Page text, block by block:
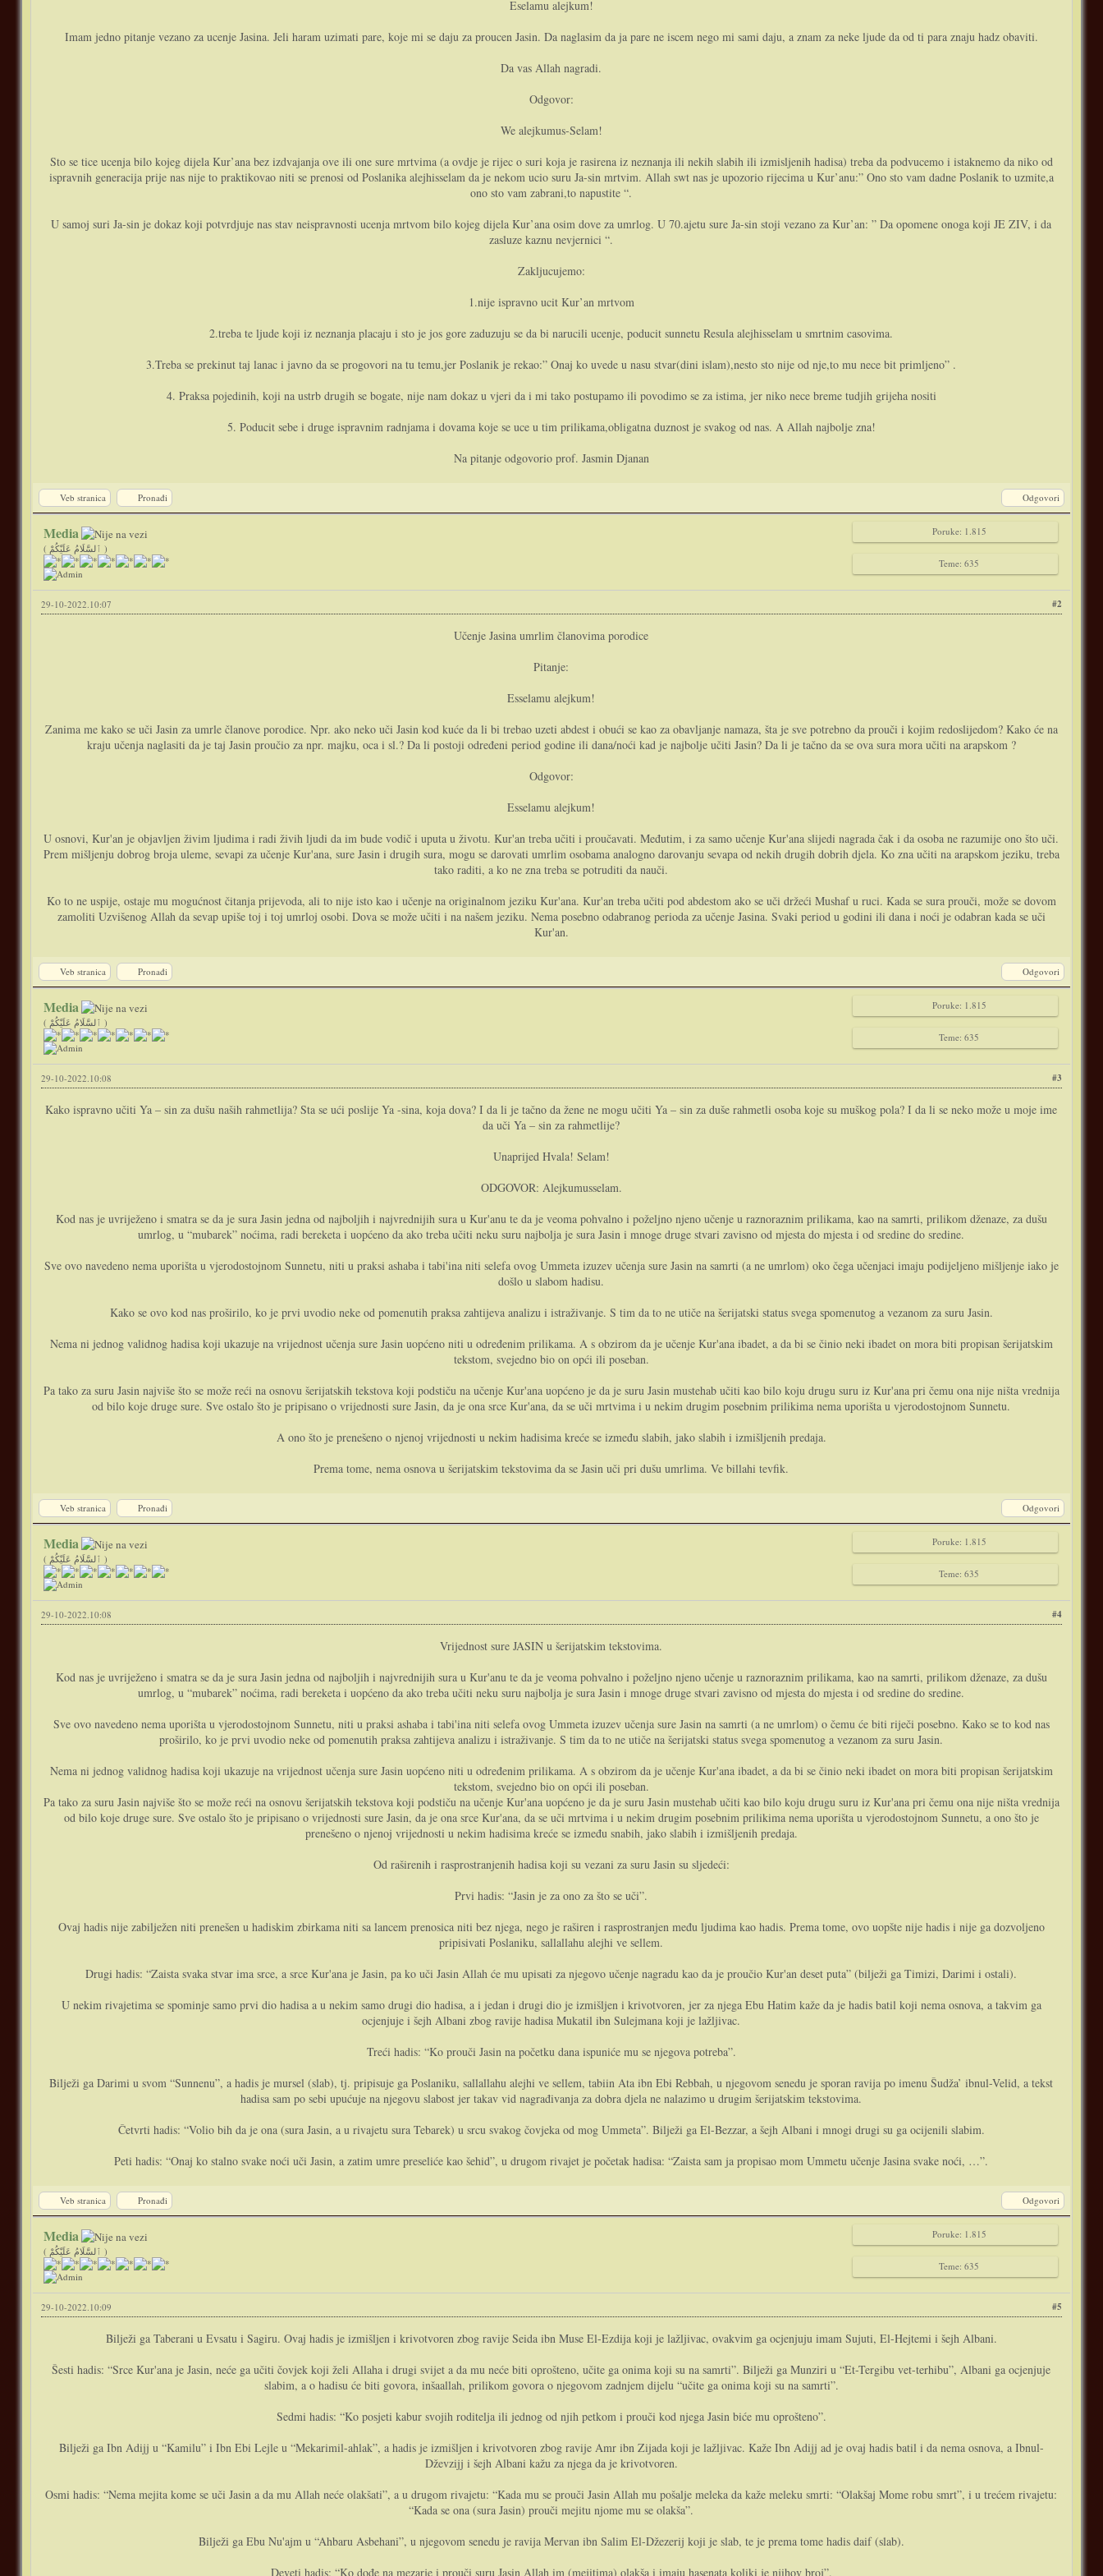
Eselamu alejkum!
Imam jedno pitanje vezano za ucenje Jasina. Jeli haram uzimati pare, koje mi se daju za proucen Jasin. Da naglasim da ja pare ne iscem nego mi sami daju, a znam za neke ljude da od ti para znaju hadz obaviti.
Da vas Allah nagradi.
Odgovor:
We alejkumus-Selam!
Sto se tice ucenja bilo kojeg dijela Kur’ana bez izdvajanja ove ili one sure mrtvima (a ovdje je rijec o suri koja je rasirena iz neznanja ili nekih slabih ili izmisljenih hadisa) treba da podvucemo i istaknemo da niko od
ispravnih generacija prije nas nije to praktikovao niti se prenosi od Poslanika alejhisselam da je nekom ucio suru Ja-sin mrtvim. Allah swt nas je upozorio rijecima u Kur’anu:” Ono sto vam dadne Poslanik to uzmite,a
ono sto vam zabrani,to napustite “.
U samoj suri Ja-sin je dokaz koji potvrdjuje nas stav neispravnosti ucenja mrtvom bilo kojeg dijela Kur’ana osim dove za umrlog. U 70.ajetu sure Ja-sin stoji vezano za Kur’an: ” Da opomene onoga koji JE ZIV, i da
zasluze kaznu nevjernici “.
Zakljucujemo:
1.nije ispravno ucit Kur’an mrtvom
2.treba te ljude koji iz neznanja placaju i sto je jos gore zaduzuju se da bi narucili ucenje, poducit sunnetu Resula alejhisselam u smrtnim casovima.
3.Treba se prekinut taj lanac i javno da se progovori na tu temu,jer Poslanik je rekao:” Onaj ko uvede u nasu stvar(dini islam),nesto sto nije od nje,to mu nece bit primljeno” .
4. Praksa pojedinih, koji na ustrb drugih se bogate, nije nam dokaz u vjeri da i mi tako postupamo ili povodimo se za istima, jer niko nece breme tudjih grijeha nositi
5. Poducit sebe i druge ispravnim radnjama i dovama koje se uce u tim prilikama,obligatna duznost je svakog od nas. A Allah najbolje zna!
Na pitanje odgovorio prof. Jasmin Djanan
Veb stranica Pronađi Odgovori
Media
( ٱلسَّلَامُ عَلَيْكُمْ )
Poruke: 1.815
Teme: 635
#2
29-10-2022.10:07
Učenje Jasina umrlim članovima porodice
Pitanje:
Esselamu alejkum!
Zanima me kako se uči Jasin za umrle članove porodice. Npr. ako neko uči Jasin kod kuće da li bi trebao uzeti abdest i obući se kao za obavljanje namaza, šta je sve potrebno da prouči i kojim redoslijedom? Kako će na
kraju učenja naglasiti da je taj Jasin proučio za npr. majku, oca i sl.? Da li postoji određeni period godine ili dana/noći kad je najbolje učiti Jasin? Da li je tačno da se ova sura mora učiti na arapskom ?
Odgovor:
Esselamu alejkum!
U osnovi, Kur'an je objavljen živim ljudima i radi živih ljudi da im bude vodič i uputa u životu. Kur'an treba učiti i proučavati. Međutim, i za samo učenje Kur'ana slijedi nagrada čak i da osoba ne razumije ono što uči.
Prem mišljenju dobrog broja uleme, sevapi za učenje Kur'ana, sure Jasin i drugih sura, mogu se darovati umrlim osobama analogno darovanju sevapa od nekih drugih dobrih djela. Ko zna učiti na arapskom jeziku, treba
tako raditi, a ko ne zna treba se potruditi da nauči.
Ko to ne uspije, ostaje mu mogućnost čitanja prijevoda, ali to nije isto kao i učenje na originalnom jeziku Kur'ana. Kur'an treba učiti pod abdestom ako se uči držeći Mushaf u ruci. Kada se sura prouči, može se dovom
zamoliti Uzvišenog Allah da sevap upiše toj i toj umrloj osobi. Dova se može učiti i na našem jeziku. Nema posebno odabranog perioda za učenje Jasina. Svaki period u godini ili dana i noći je odabran kada se uči
Kur'an.
Veb stranica Pronađi Odgovori
Media
( ٱلسَّلَامُ عَلَيْكُمْ )
Poruke: 1.815
Teme: 635
#3
29-10-2022.10:08
Kako ispravno učiti Ya – sin za dušu naših rahmetlija? Sta se ući poslije Ya -sina, koja dova? I da li je tačno da žene ne mogu učiti Ya – sin za duše rahmetli osoba koje su muškog pola? I da li se neko može u moje ime
da uči Ya – sin za rahmetlije?
Unaprijed Hvala! Selam!
ODGOVOR: Alejkumusselam.
Kod nas je uvriježeno i smatra se da je sura Jasin jedna od najboljih i najvrednijih sura u Kur'anu te da je veoma pohvalno i poželjno njeno učenje u raznoraznim prilikama, kao na samrti, prilikom dženaze, za dušu
umrlog, u “mubarek” noćima, radi bereketa i uopćeno da ako treba učiti neku suru najbolja je sura Jasin i mnoge druge stvari zavisno od mjesta do mjesta i od sredine do sredine.
Sve ovo navedeno nema uporišta u vjerodostojnom Sunnetu, niti u praksi ashaba i tabi'ina niti selefa ovog Ummeta izuzev učenja sure Jasin na samrti (a ne umrlom) oko čega učenjaci imaju podijeljeno mišljenje iako je
došlo u slabom hadisu.
Kako se ovo kod nas proširilo, ko je prvi uvodio neke od pomenutih praksa zahtijeva analizu i istraživanje. S tim da to ne utiče na šerijatski status svega spomenutog a vezanom za suru Jasin.
Nema ni jednog validnog hadisa koji ukazuje na vrijednost učenja sure Jasin uopćeno niti u određenim prilikama. A s obzirom da je učenje Kur'ana ibadet, a da bi se činio neki ibadet on mora biti propisan šerijatskim
tekstom, svejedno bio on opći ili poseban.
Pa tako za suru Jasin najviše što se može reći na osnovu šerijatskih tekstova koji podstiču na učenje Kur'ana uopćeno je da je suru Jasin mustehab učiti kao bilo koju drugu suru iz Kur'ana pri čemu ona nije ništa vrednija
od bilo koje druge sure. Sve ostalo što je pripisano o vrijednosti sure Jasin, da je ona srce Kur'ana, da se uči mrtvima i u nekim drugim posebnim prilikima nema uporišta u vjerodostojnom Sunnetu.
A ono što je prenešeno o njenoj vrijednosti u nekim hadisima kreće se između slabih, jako slabih i izmišljenih predaja.
Prema tome, nema osnova u šerijatskim tekstovima da se Jasin uči pri dušu umrlima. Ve billahi tevfik.
Veb stranica Pronađi Odgovori
Media
( ٱلسَّلَامُ عَلَيْكُمْ )
Poruke: 1.815
Teme: 635
#4
29-10-2022.10:08
Vrijednost sure JASIN u šerijatskim tekstovima.
Kod nas je uvriježeno i smatra se da je sura Jasin jedna od najboljih i najvrednijih sura u Kur'anu te da je veoma pohvalno i poželjno njeno učenje u raznoraznim prilikama, kao na samrti, prilikom dženaze, za dušu
umrlog, u “mubarek” noćima, radi bereketa i uopćeno da ako treba učiti neku suru najbolja je sura Jasin i mnoge druge stvari zavisno od mjesta do mjesta i od sredine do sredine.
Sve ovo navedeno nema uporišta u vjerodostojnom Sunnetu, niti u praksi ashaba i tabi'ina niti selefa ovog Ummeta izuzev učenja sure Jasin na samrti (a ne umrlom) o čemu će biti riječi posebno. Kako se to kod nas
proširilo, ko je prvi uvodio neke od pomenutih praksa zahtijeva analizu i istraživanje. S tim da to ne utiče na šerijatski status svega spomenutog a vezanom za suru Jasin.
Nema ni jednog validnog hadisa koji ukazuje na vrijednost učenja sure Jasin uopćeno niti u određenim prilikama. A s obzirom da je učenje Kur'ana ibadet, a da bi se činio neki ibadet on mora biti propisan šerijatskim
tekstom, svejedno bio on opći ili poseban.
Pa tako za suru Jasin najviše što se može reći na osnovu šerijatskih tekstova koji podstiču na učenje Kur'ana uopćeno je da je suru Jasin mustehab učiti kao bilo koju drugu suru iz Kur'ana pri čemu ona nije ništa vrednija
od bilo koje druge sure. Sve ostalo što je pripisano o vrijednosti sure Jasin, da je ona srce Kur'ana, da se uči mrtvima i u nekim drugim posebnim prilikima nema uporišta u vjerodostojnom Sunnetu, a ono što je
prenešeno o njenoj vrijednosti u nekim hadisima kreće se između snabih, jako slabih i izmišljenih predaja.
Od raširenih i rasprostranjenih hadisa koji su vezani za suru Jasin su sljedeći:
Prvi hadis: “Jasin je za ono za što se uči”.
Ovaj hadis nije zabilježen niti prenešen u hadiskim zbirkama niti sa lancem prenosica niti bez njega, nego je raširen i rasprostranjen među ljudima kao hadis. Prema tome, ovo uopšte nije hadis i nije ga dozvoljeno
pripisivati Poslaniku, sallallahu alejhi ve sellem.
Drugi hadis: “Zaista svaka stvar ima srce, a srce Kur'ana je Jasin, pa ko uči Jasin Allah će mu upisati za njegovo učenje nagradu kao da je proučio Kur'an deset puta” (bilježi ga Timizi, Darimi i ostali).
U nekim rivajetima se spominje samo prvi dio hadisa a u nekim samo drugi dio hadisa, a i jedan i drugi dio je izmišljen i krivotvoren, jer za njega Ebu Hatim kaže da je hadis batil koji nema osnova, a takvim ga
ocjenjuje i šejh Albani zbog ravije hadisa Mukatil ibn Sulejmana koji je lažljivac.
Treći hadis: “Ko prouči Jasin na početku dana ispuniće mu se njegova potreba”.
Bilježi ga Darimi u svom “Sunnenu”, a hadis je mursel (slab), tj. pripisuje ga Poslaniku, sallallahu alejhi ve sellem, tabiin Ata ibn Ebi Rebbah, u njegovom senedu je sporan ravija po imenu Šudža’ ibnul-Velid, a tekst
hadisa sam po sebi upućuje na njegovu slabost jer takav vid nagrađivanja za dobra djela ne nalazimo u drugim šerijatskim tekstovima.
Četvrti hadis: “Volio bih da je ona (sura Jasin, a u rivajetu sura Tebarek) u srcu svakog čovjeka od mog Ummeta”. Bilježi ga El-Bezzar, a šejh Albani i mnogi drugi su ga ocijenili slabim.
Peti hadis: “Onaj ko stalno svake noći uči Jasin, a zatim umre preseliće kao šehid”, u drugom rivajet je početak hadisa: “Zaista sam ja propisao mom Ummetu učenje Jasina svake noći, …”.
Veb stranica Pronađi Odgovori
Media
( ٱلسَّلَامُ عَلَيْكُمْ )
Poruke: 1.815
Teme: 635
#5
29-10-2022.10:09
Bilježi ga Taberani u Evsatu i Sagiru. Ovaj hadis je izmišljen i krivotvoren zbog ravije Seida ibn Muse El-Ezdija koji je lažljivac, ovakvim ga ocjenjuju imam Sujuti, El-Hejtemi i šejh Albani.
Šesti hadis: “Srce Kur'ana je Jasin, neće ga učiti čovjek koji želi Allaha i drugi svijet a da mu neće biti oprošteno, učite ga onima koji su na samrti”. Bilježi ga Munziri u “Et-Tergibu vet-terhibu”, Albani ga ocjenjuje
slabim, a o hadisu će biti govora, inšaallah, prilikom govora o njegovom zadnjem dijelu “učite ga onima koji su na samrti”.
Sedmi hadis: “Ko posjeti kabur svojih roditelja ili jednog od njih petkom i prouči kod njega Jasin biće mu oprošteno”.
Bilježi ga Ibn Adijj u “Kamilu” i Ibn Ebi Lejle u “Mekarimil-ahlak”, a hadis je izmišljen i krivotvoren zbog ravije Amr ibn Zijada koji je lažljivac. Kaže Ibn Adijj ad je ovaj hadis batil i da nema osnova, a Ibnul-
Dževzijj i šejh Albani kažu za njega da je krivotvoren.
Osmi hadis: “Nema mejita kome se uči Jasin a da mu Allah neće olakšati”, a u drugom rivajetu: “Kada mu se prouči Jasin Allah mu pošalje meleka da kaže meleku smrti: “Olakšaj Mome robu smrt”, i u trećem rivajetu:
“Kada se ona (sura Jasin) prouči mejitu njome mu se olakša”.
Bilježi ga Ebu Nu'ajm u “Ahbaru Asbehani”, u njegovom senedu je ravija Mervan ibn Salim El-Džezerij koji je slab, te je prema tome hadis daif (slab).
Deveti hadis: “Ko dođe na mezarje i prouči suru Jasin Allah im (mejitima) olakša i imaju hasenata koliki je njihov broj”.